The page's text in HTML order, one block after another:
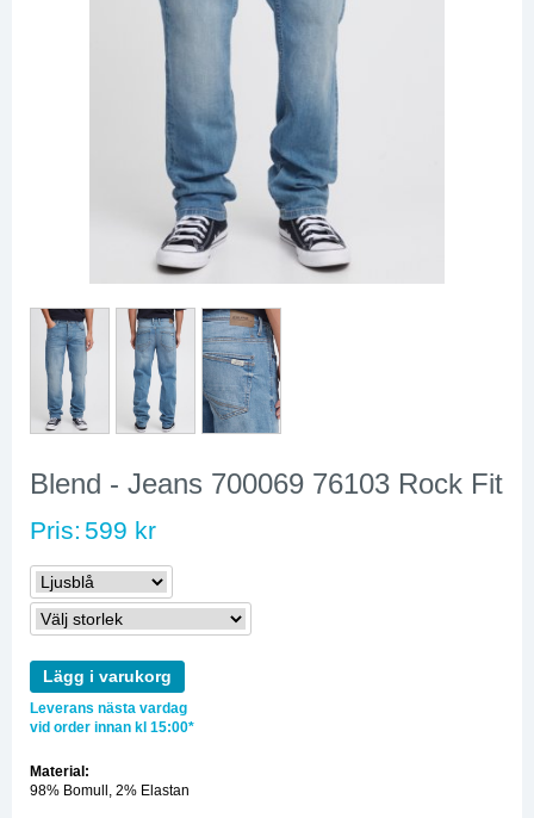
Blend - Jeans 700069 76103 Rock Fit
Pris: 599 kr
Lägg i varukorg
Leverans nästa vardag
vid order innan kl 15:00*
Material:
98% Bomull, 2% Elastan